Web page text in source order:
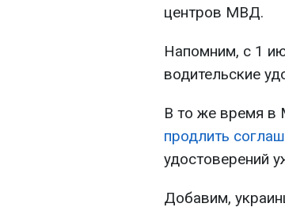
центров МВД.
Напомним, с 1
водительские
В то же время в
продлить
удостоверений
Добавим,